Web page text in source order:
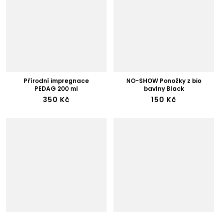
Přírodní impregnace
PEDAG 200 ml
350 Kč
NO-SHOW Ponožky z bio
bavlny Black
150 Kč